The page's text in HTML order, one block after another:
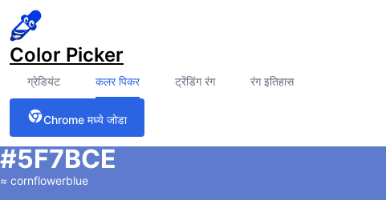
Color Picker
ग्रेडियंट कलर पिकर ट्रेंडिंग रंग रंग इतिहास
Chrome मध्ये जोडा
#5F7BCE
≈ cornflowerblue